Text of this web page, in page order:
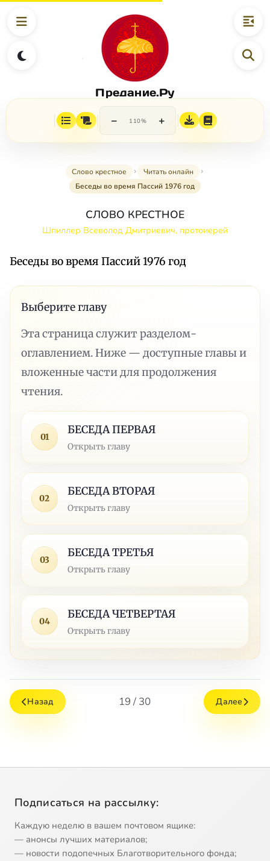
Предание.Ру
− 110% +
Слово крестное
Читать онлайн
Беседы во время Пассий 1976 год
СЛОВО КРЕСТНОЕ
Шпиллер Всеволод Дмитриевич, протоиерей
Беседы во время Пассий 1976 год
Выберите главу
Эта страница служит разделом-
оглавлением. Ниже — доступные главы и
вложенные части для продолжения
чтения.
01
БЕСЕДА ПЕРВАЯ
Открыть главу
02
БЕСЕДА ВТОРАЯ
Открыть главу
03
БЕСЕДА ТРЕТЬЯ
Открыть главу
04
БЕСЕДА ЧЕТВЕРТАЯ
Открыть главу
Назад 19 / 30 Далее
Подписаться на рассылку:
Каждую неделю в вашем почтовом ящике:
— анонсы лучших материалов;
— новости подопечных Благотворительного фонда;